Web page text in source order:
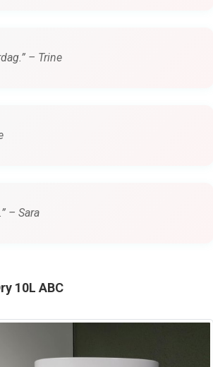
– Trine
– Sara
10L ABC